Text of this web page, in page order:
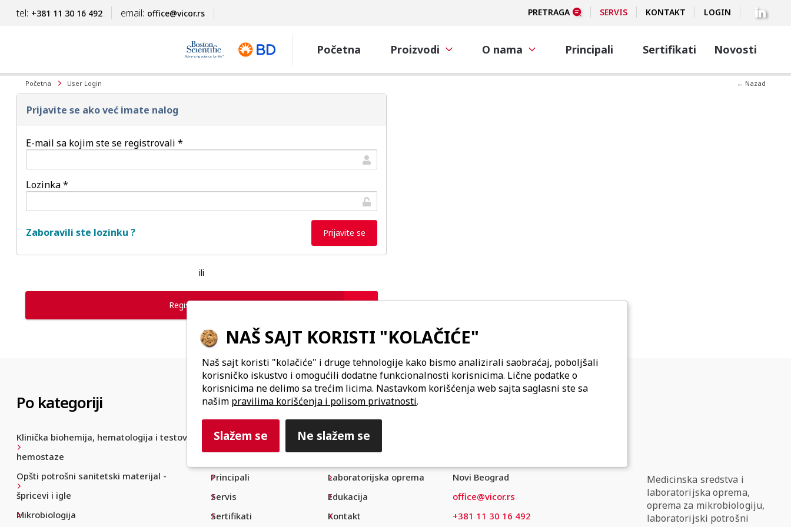
tel: +381 11 30 16 492 email: office@vicor.rs PRETRAGA SERVIS KONTAKT LOGIN
Početna Proizvodi O nama Principali Sertifikati Novosti
Početna User Login ← Nazad
Prijavite se ako već imate nalog
E-mail sa kojim ste se registrovali *
Lozinka *
Zaboravili ste lozinku ?
ili
Registrujte nalog
Po kategoriji
Klinička biohemija, hematologija i testovi
hemostaze
Opšti potrošni sanitetski materijal -
špricevi i igle
Mikrobiologija
Našakompanija
O nama
Principali
Servis
Sertifikati
Podrška
Laboratorijska oprema
Edukacija
Kontakt
Novi Beograd
office@vicor.rs
+381 11 30 16 492
Medicinska sredstva i
laboratorijska oprema,
oprema za mikrobiologiju,
laboratorijski potrošni
NAŠ SAJT KORISTI "KOLAČIĆE"
Naš sajt koristi "kolačiće" i druge tehnologije kako bismo analizirali saobraćaj, poboljšali
korisničko iskustvo i omogućili dodatne funkcionalnosti korisnicima. Lične podatke o
korisnicima ne delimo sa trećim licima. Nastavkom korišćenja web sajta saglasni ste sa
našim pravilima korišćenja i polisom privatnosti.
Slažem se Ne slažem se